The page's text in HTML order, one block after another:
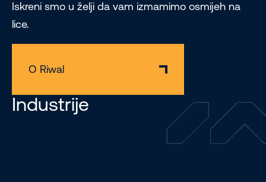
Iskreni smo u želji da vam izmamimo osmijeh na
lice.
O Riwal
Industrije